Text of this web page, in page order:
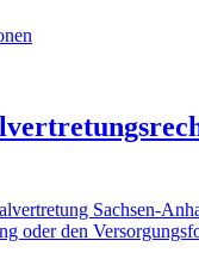
Sachsen-
oder den